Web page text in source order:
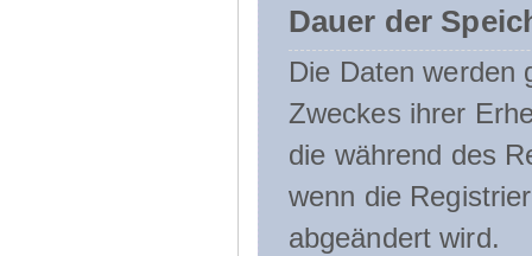
Dauer der
Die Daten werden
Zweckes ihrer
die während des
wenn die
abgeändert wird.